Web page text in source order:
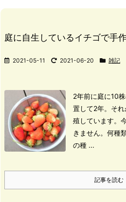
庭に自生しているイチゴで手
2021-05-11 2021-06-20 雑記
2年前に庭に10株
置して2年。 そ
殖しています。
きません。 何種
の種 ...
記事を読む